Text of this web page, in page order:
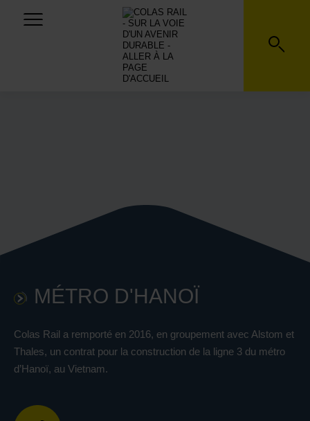
MÉTRO D'HANOÏ
Colas Rail a remporté en 2016, en groupement avec Alstom et
Thales, un contrat pour la construction de la ligne 3 du métro
d’Hanoï, au Vietnam.